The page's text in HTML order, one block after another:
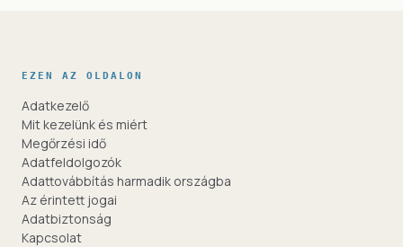
EZEN AZ OLDALON
Adatkezelő
Mit kezelünk és miért
Megőrzési idő
Adatfeldolgozók
Adattovábbítás harmadik országba
Az érintett jogai
Adatbiztonság
Kapcsolat